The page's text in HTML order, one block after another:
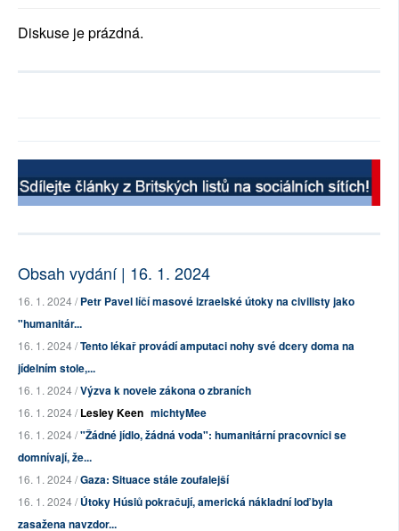
Diskuse je prázdná.
Obsah vydání | 16. 1. 2024
16. 1. 2024 /Petr Pavel líčí masové izraelské útoky na civilisty jako
"humanitár...
16. 1. 2024 /Tento lékař provádí amputaci nohy své dcery doma na
jídelním stole,...
16. 1. 2024 /Výzva k novele zákona o zbraních
16. 1. 2024 /Lesley Keen michtyMee
16. 1. 2024 /"Žádné jídlo, žádná voda": humanitární pracovníci se
domnívají, že...
16. 1. 2024 /Gaza: Situace stále zoufalejší
16. 1. 2024 /Útoky Húsiů pokračují, americká nákladní loď byla
zasažena navzdor...